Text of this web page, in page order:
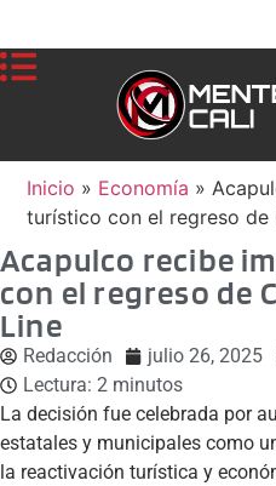
Inicio » Economía »
turístico con el regreso de
Acapulco recibe
con el regreso de
Line
Redacción julio 26, 2025
Lectura: 2 minutos
La decisión fue celebrada por
estatales y municipales como
la reactivación turística y